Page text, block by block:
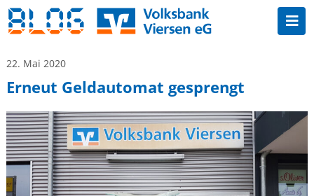
22. Mai 2020
Erneut Geldautomat gesprengt